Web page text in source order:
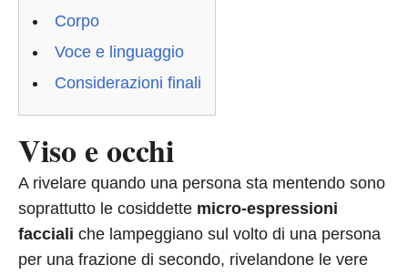
Corpo
Voce e linguaggio
Considerazioni finali
Viso e occhi
A rivelare quando una persona sta mentendo sono
soprattutto le cosiddette micro-espressioni
facciali che lampeggiano sul volto di una persona
per una frazione di secondo, rivelandone le vere